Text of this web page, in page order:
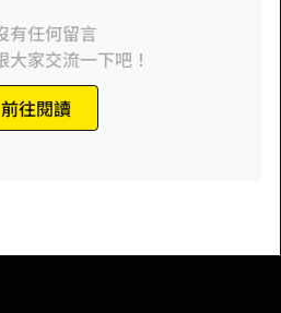
有任何留言
大家交流一下吧！
前往閱讀